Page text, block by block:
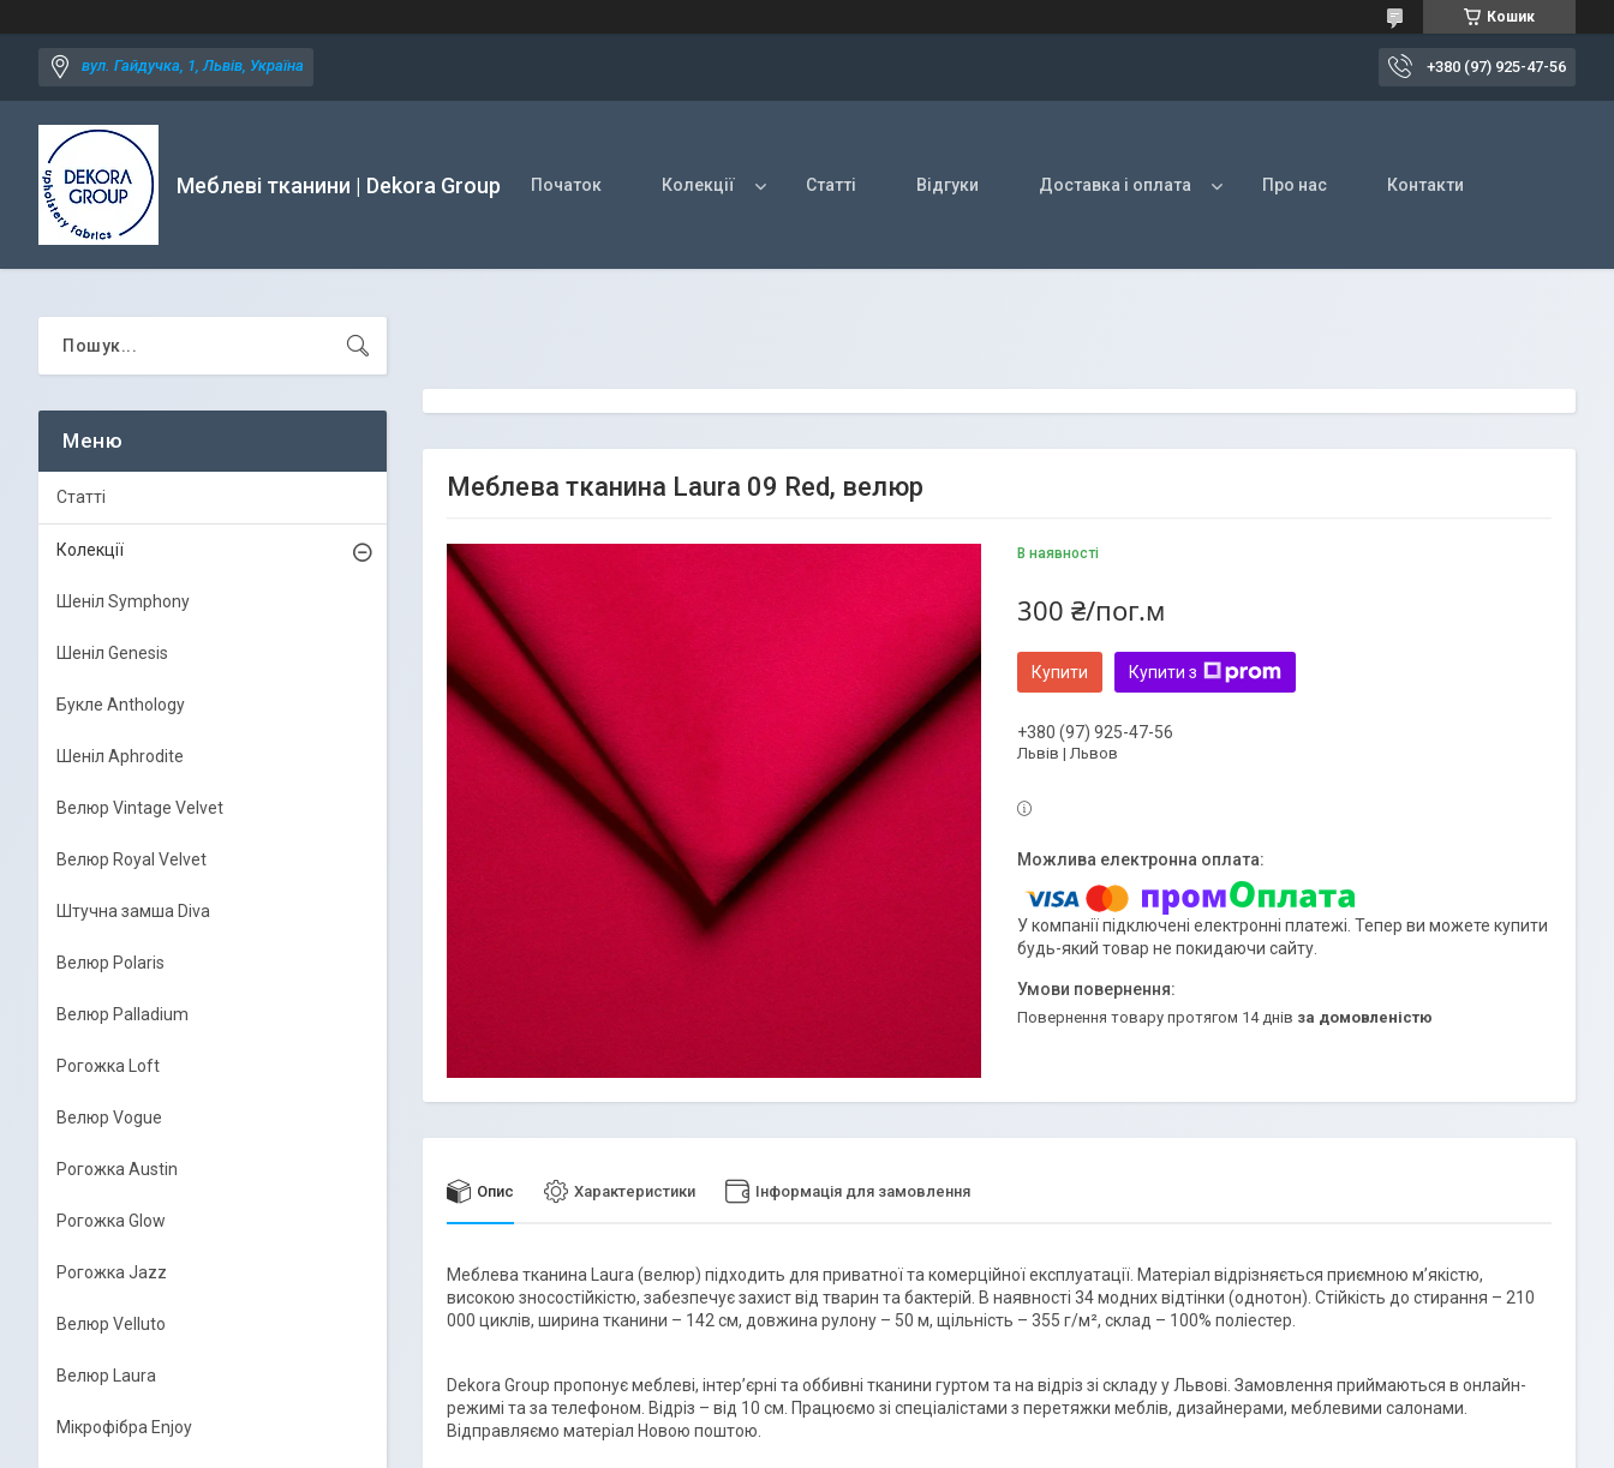
Кошик
вул. Гайдучка, 1, Львів, Україна +380 (97) 925-47-56
Меблеві тканини | Dekora Group Початок Колекції Статті Відгуки Доставка і оплата Про нас Контакти
Меблева тканина Laura 09 Red, велюр
В наявності
300 ₴/пог.м
Купити Купити з
+380 (97) 925-47-56
Львів | Львов
У компанії підключені електронні платежі. Тепер ви можете купити
будь-який товар не покидаючи сайту.
повернення товару протягом 14 днів за домовленістю
Опис Характеристики Інформація для замовлення
Меблева тканина Laura (велюр) підходить для приватної та комерційної експлуатації. Матеріал відрізняється приємною м’якістю,
високою зносостійкістю, забезпечує захист від тварин та бактерій. В наявності 34 модних відтінки (однотон). Стійкість до стирання – 210
000 циклів, ширина тканини – 142 см, довжина рулону – 50 м, щільність – 355 г/м², склад – 100% поліестер.
Dekora Group пропонує меблеві, інтер’єрні та оббивні тканини гуртом та на відріз зі складу у Львові. Замовлення приймаються в онлайн-
режимі та за телефоном. Відріз – від 10 см. Працюємо зі спеціалістами з перетяжки меблів, дизайнерами, меблевими салонами.
Відправляємо матеріал Новою поштою.
Статті
Колекції
Шеніл Symphony
Шеніл Genesis
Букле Anthology
Шеніл Aphrodite
Велюр Vintage Velvet
Велюр Royal Velvet
Штучна замша Diva
Велюр Polaris
Велюр Palladium
Рогожка Loft
Велюр Vogue
Рогожка Austin
Рогожка Glow
Рогожка Jazz
Велюр Velluto
Велюр Laura
Мікрофібра Enjoy